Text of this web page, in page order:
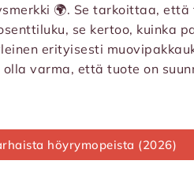
🌍. Se tarkoittaa,
se kertoo, kuinka
erityisesti
varma, että tuote on
höyrymopeista (2026)